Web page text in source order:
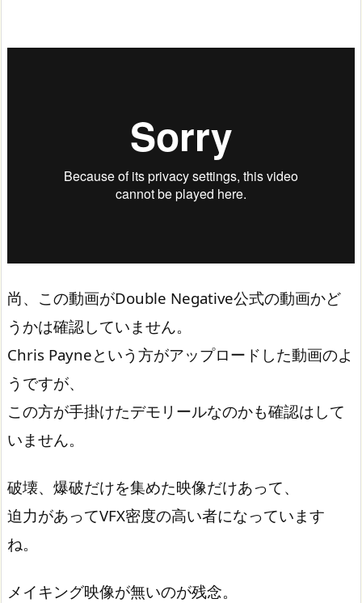
尚、この動画がDouble Negative公式の動画かど
うかは確認していません。
Chris Payneという方がアップロードした動画のよ
うですが、
この方が手掛けたデモリールなのかも確認はして
いません。
破壊、爆破だけを集めた映像だけあって、
迫力があってVFX密度の高い者になっています
ね。
メイキング映像が無いのが残念。